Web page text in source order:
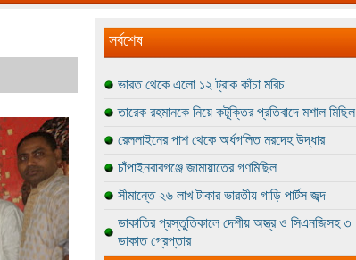
সর্বশেষ
ভারত থেকে এলো ১২ ট্রাক কাঁচা মরিচ
তারেক রহমানকে নিয়ে কটূক্তির প্রতিবাদে মশাল মিছিল
রেললাইনের পাশ থেকে অর্ধগলিত মরদেহ উদ্ধার
চাঁপাইনবাবগঞ্জে জামায়াতের গণমিছিল
সীমান্তে ২৬ লাখ টাকার ভারতীয় গাড়ি পার্টস জব্দ
ডাকাতির প্রস্তুতিকালে দেশীয় অস্ত্র ও সিএনজিসহ ৩
ডাকাত গ্রেপ্তার